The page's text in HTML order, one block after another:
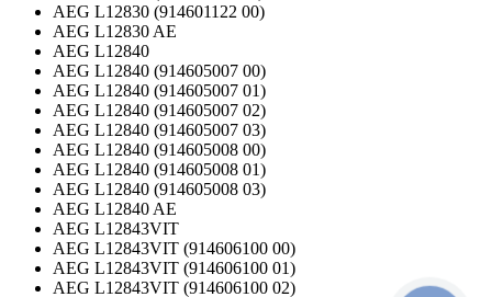
AEG L12830 (914601122 00)
AEG L12830 AE
AEG L12840
AEG L12840 (914605007 00)
AEG L12840 (914605007 01)
AEG L12840 (914605007 02)
AEG L12840 (914605007 03)
AEG L12840 (914605008 00)
AEG L12840 (914605008 01)
AEG L12840 (914605008 03)
AEG L12840 AE
AEG L12843VIT
AEG L12843VIT (914606100 00)
AEG L12843VIT (914606100 01)
AEG L12843VIT (914606100 02)